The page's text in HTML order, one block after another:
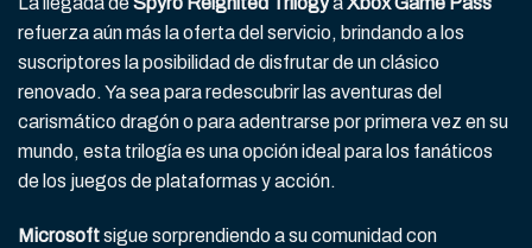
refuerza aún más la oferta del servicio, brindando a los
suscriptores la posibilidad de disfrutar de un clásico
renovado. Ya sea para redescubrir las aventuras del
carismático dragón o para adentrarse por primera vez en su
mundo, esta trilogía es una opción ideal para los fanáticos
de los juegos de plataformas y acción.
Microsoftsigue sorprendiendo a su comunidad con